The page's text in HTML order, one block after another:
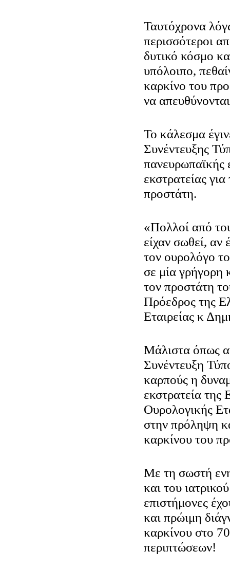
Ταυτόχρονα
περισσότεροι
δυτικό κόσμο
υπόλοιπο,
καρκίνο του
να
Το κάλεσμα
Συνέντευξης
πανευρωπαϊκής
εκστρατείας
προστάτη.
«Πολλοί από
είχαν σωθεί, αν
τον ουρολόγο
σε μία γρήγορη
τον προστάτη
Πρόεδρος της
Εταιρείας κ
Μάλιστα όπως
Συνέντευξη
καρπούς η
εκστρατεία της
Ουρολογικής
στην πρόληψη
καρκίνου του
Με τη σωστή
και του
επιστήμονες
και πρώιμη
καρκίνου στο
περιπτώσεων!